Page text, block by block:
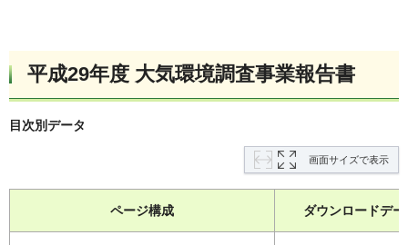
平成29年度 大気環境調査事業報告書
目次別データ
画面サイズで表示
ページ構成 ダウンロードデー